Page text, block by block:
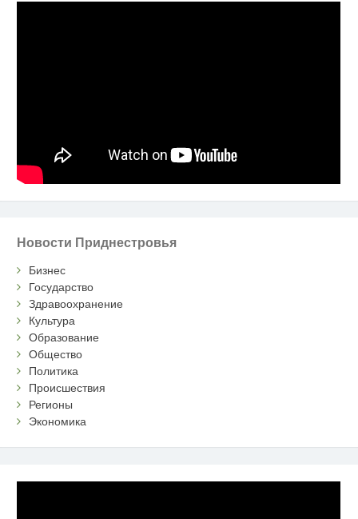
Новости Приднестровья
Бизнес
Государство
Здравоохранение
Культура
Образование
Общество
Политика
Происшествия
Регионы
Экономика